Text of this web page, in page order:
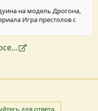
на модель Дрогона,
Игра престолов с
для ответа.